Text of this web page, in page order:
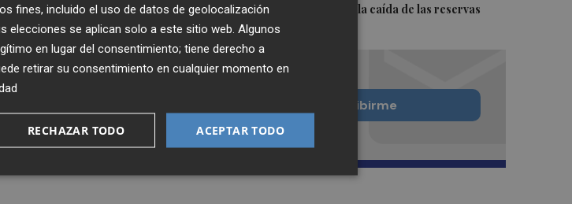
septiembre por la caída de las reservas
actualidad de
en tu correo
Quiero suscribirme
fines, incluido el uso de datos de geolocalización
elecciones se aplican solo a este sitio web. Algunos
en lugar del consentimiento; tiene derecho a
retirar su consentimiento en cualquier momento en
ACEPTAR TODO
RECHAZAR TODO